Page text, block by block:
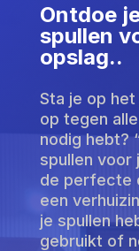
Ontdoe
spullen
opslag.​.
Sta je op
op tegen
nodig hebt?
spullen voor
de perfecte
een
je spullen
gebruikt of